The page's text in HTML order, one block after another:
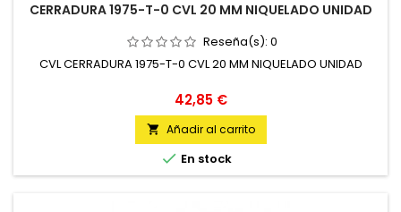
CERRADURA 1975-T-0 CVL 20 MM NIQUELADO UNIDAD
Reseña(s): 0
CVL CERRADURA 1975-T-0 CVL 20 MM NIQUELADO UNIDAD
Precio
42,85 €
 Añadir al carrito
 En stock